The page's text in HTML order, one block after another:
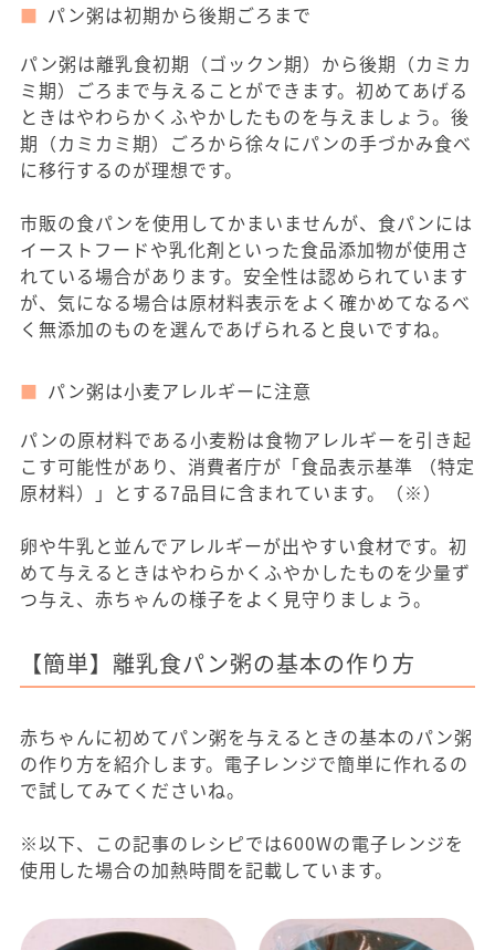
パン粥は初期から後期ごろまで
パン粥は離乳食初期（ゴックン期）から後期（カミカ
ミ期）ごろまで与えることができます。初めてあげる
ときはやわらかくふやかしたものを与えましょう。後
期（カミカミ期）ごろから徐々にパンの手づかみ食べ
に移行するのが理想です。
市販の食パンを使用してかまいませんが、食パンには
イーストフードや乳化剤といった食品添加物が使用さ
れている場合があります。安全性は認められています
が、気になる場合は原材料表示をよく確かめてなるべ
く無添加のものを選んであげられると良いですね。
パン粥は小麦アレルギーに注意
パンの原材料である小麦粉は食物アレルギーを引き起
こす可能性があり、消費者庁が「食品表示基準 （特定
原材料）」とする7品目に含まれています。（※）
卵や牛乳と並んでアレルギーが出やすい食材です。初
めて与えるときはやわらかくふやかしたものを少量ず
つ与え、赤ちゃんの様子をよく見守りましょう。
【簡単】離乳食パン粥の基本の作り方
赤ちゃんに初めてパン粥を与えるときの基本のパン粥
の作り方を紹介します。電子レンジで簡単に作れるの
で試してみてくださいね。
※以下、この記事のレシピでは600Wの電子レンジを
使用した場合の加熱時間を記載しています。